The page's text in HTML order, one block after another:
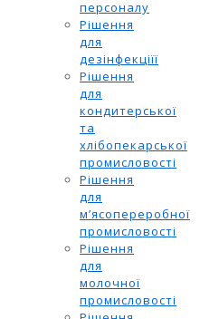
персоналу
Рішення
для
дезінфекціїї
Рішення
для
кондитерської
та
хлібопекарської
промисловості
Рішення
для
м’ясопереробної
промисловості
Рішення
для
молочної
промисловості